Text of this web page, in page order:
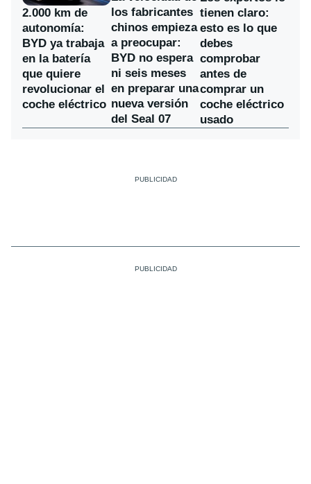
2.000 km de
autonomía:
BYD ya trabaja
en la batería
que quiere
revolucionar el
coche eléctrico
los fabricantes
chinos empieza
a preocupar:
BYD no espera
ni seis meses
en preparar una
nueva versión
del Seal 07
tienen claro:
esto es lo que
debes
comprobar
antes de
comprar un
coche eléctrico
usado